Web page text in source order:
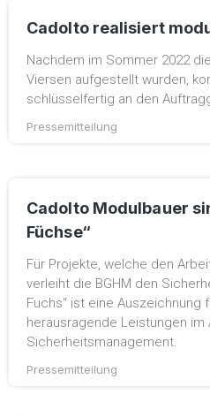
Cadolto realisiert
Pressemitteilung
Nachdem im Sommer 2022
Viersen aufgestellt wurden,
schlüsselfertig an den
Cadolto Modulbauer
Füchse“
Pressemitteilung
Für Projekte, welche den
verleiht die BGHM den
Fuchs“ ist eine Auszeichnung
herausragende Leistungen
Sicherheitsmanagement.